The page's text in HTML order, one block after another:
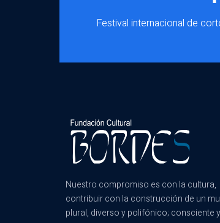
Festival internacional de
Nuestro compromiso es con la cultura,
contribuir con la construcción de un
plural, diverso y polifónico; consciente y